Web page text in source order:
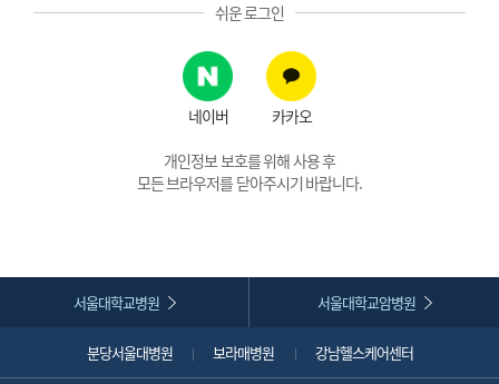
쉬운 로그인
네이버
카카오
개인정보 보호를 위해 사용 후
모든 브라우저를 닫아주시기 바랍니다.
서울대학교병원 서울대학교암병원
분당서울대병원 보라매병원 강남헬스케어센터